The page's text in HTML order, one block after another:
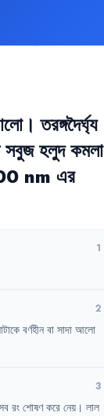
। তরঙ্গদৈর্ঘ্য
সবুজ হলুদ কমলা
nm এর
1
2
বর্ণহীন বা সাদা আলো
3
রং শোষণ করে নেয় । লাল